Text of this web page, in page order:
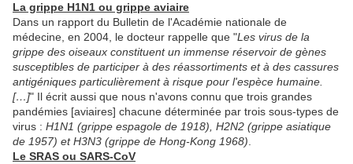
La grippe H1N1 ou grippe aviaire
Dans un rapport du Bulletin de l'Académie nationale de
médecine, en 2004, le docteur rappelle que "Les virus de la
grippe des oiseaux constituent un immense réservoir de gènes
susceptibles de participer à des réassortiments et à des cassures
antigéniques particulièrement à risque pour l'espèce humaine.
[…]" Il écrit aussi que nous n'avons connu que trois grandes
pandémies [aviaires] chacune déterminée par trois sous-types de
virus : H1N1 (grippe espagole de 1918), H2N2 (grippe asiatique
de 1957) et H3N3 (grippe de Hong-Kong 1968)
Le SRAS ou SARS-CoV